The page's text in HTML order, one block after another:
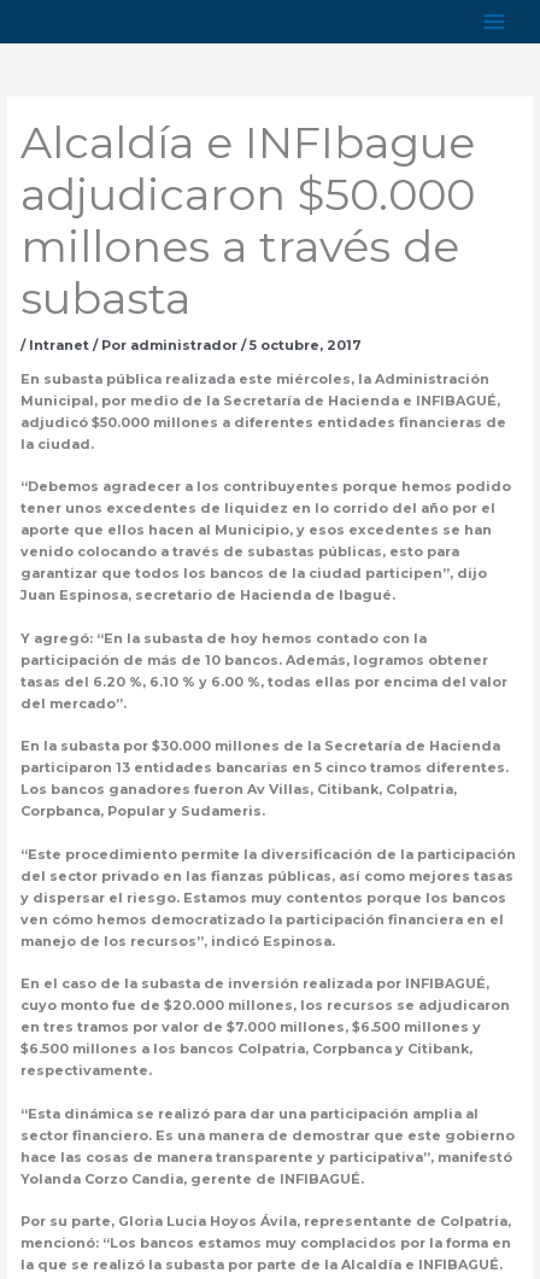
Alcaldía e INFIbague
adjudicaron $50.000
millones a través de
subasta
/ Intranet/ Por administrador /5 octubre, 2017
En subasta pública realizada este miércoles, la Administración
Municipal, por medio de la Secretaría de Hacienda e INFIBAGUÉ,
adjudicó $50.000 millones a diferentes entidades financieras de
la ciudad.
“Debemos agradecer a los contribuyentes porque hemos podido
tener unos excedentes de liquidez en lo corrido del año por el
aporte que ellos hacen al Municipio, y esos excedentes se han
venido colocando a través de subastas públicas, esto para
garantizar que todos los bancos de la ciudad participen”, dijo
Juan Espinosa, secretario de Hacienda de Ibagué.
Y agregó: “En la subasta de hoy hemos contado con la
participación de más de 10 bancos. Además, logramos obtener
tasas del 6.20 %, 6.10 % y 6.00 %, todas ellas por encima del valor
del mercado”.
En la subasta por $30.000 millones de la Secretaría de Hacienda
participaron 13 entidades bancarias en 5 cinco tramos diferentes.
Los bancos ganadores fueron Av Villas, Citibank, Colpatria,
Corpbanca, Popular y Sudameris.
“Este procedimiento permite la diversificación de la participación
del sector privado en las fianzas públicas, así como mejores tasas
y dispersar el riesgo. Estamos muy contentos porque los bancos
ven cómo hemos democratizado la participación financiera en el
manejo de los recursos”, indicó Espinosa.
En el caso de la subasta de inversión realizada por INFIBAGUÉ,
cuyo monto fue de $20.000 millones, los recursos se adjudicaron
en tres tramos por valor de $7.000 millones, $6.500 millones y
$6.500 millones a los bancos Colpatria, Corpbanca y Citibank,
respectivamente.
“Esta dinámica se realizó para dar una participación amplia al
sector financiero. Es una manera de demostrar que este gobierno
hace las cosas de manera transparente y participativa”, manifestó
Yolanda Corzo Candia, gerente de INFIBAGUÉ.
Por su parte, Gloria Lucia Hoyos Ávila, representante de Colpatria,
mencionó: “Los bancos estamos muy complacidos por la forma en
la que se realizó la subasta por parte de la Alcaldía e INFIBAGUÉ.